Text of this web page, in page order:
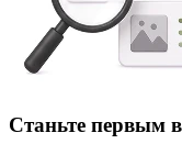
Станьте первым